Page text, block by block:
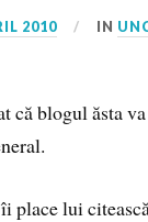
2010 IN
că blogul ăsta
place lui